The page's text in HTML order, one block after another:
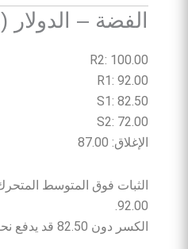
الفضة – الدولار (XAGUSD)
R2: 100.00
R1: 92.00
S1: 82.50
S2: 72.00
الإغلاق: 87.00
92.00.
الكسر دون 82.50 قد يدفع نحو 72.00.